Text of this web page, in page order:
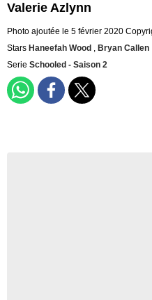
Valerie Azlynn
Photo ajoutée le 5 février 2020
Stars Haneefah Wood , Bryan Callen
Serie Schooled - Saison 2